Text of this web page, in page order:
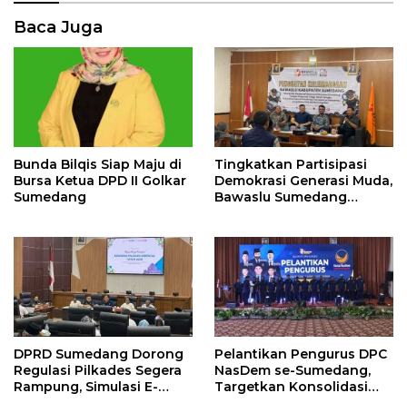
Baca Juga
Bunda Bilqis Siap Maju di
Bursa Ketua DPD II Golkar
Sumedang
Tingkatkan Partisipasi
Demokrasi Generasi Muda,
Bawaslu Sumedang
DPRD Sumedang Dorong
Regulasi Pilkades Segera
Rampung, Simulasi E-
Pelantikan Pengurus DPC
NasDem se-Sumedang,
Targetkan Konsolidasi